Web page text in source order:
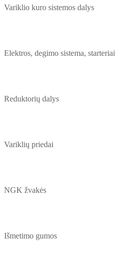
Variklio kuro sistemos dalys
Elektros, degimo sistema, starteriai
Reduktorių dalys
Variklių priedai
NGK žvakės
Išmetimo gumos